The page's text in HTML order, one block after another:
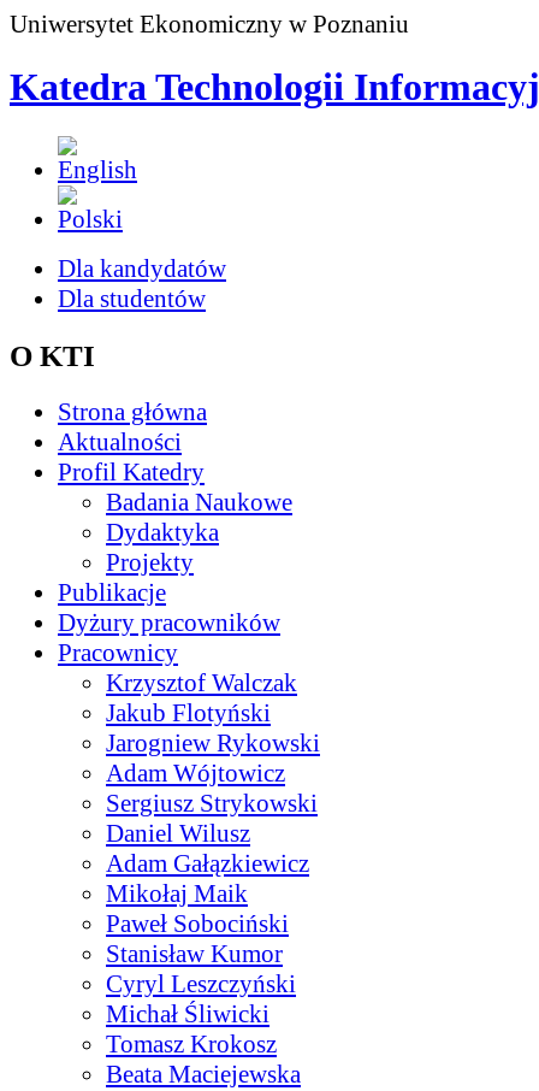
Uniwersytet Ekonomiczny w Poznaniu
Katedra Technologii
Dla kandydatów
Dla studentów
O KTI
Strona główna
Aktualności
Profil Katedry
Badania Naukowe
Dydaktyka
Projekty
Publikacje
Dyżury pracowników
Pracownicy
Krzysztof Walczak
Jakub Flotyński
Jarogniew Rykowski
Adam Wójtowicz
Sergiusz Strykowski
Daniel Wilusz
Adam Gałązkiewicz
Mikołaj Maik
Paweł Sobociński
Stanisław Kumor
Cyryl Leszczyński
Michał Śliwicki
Tomasz Krokosz
Beata Maciejewska